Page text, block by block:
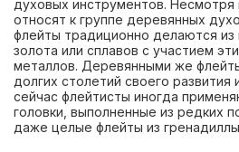
духовых инструментов. Несмотря
относят к группе деревянных
флейты традиционно делаются из
золота или сплавов с участием
металлов. Деревянными же
долгих столетий своего
сейчас флейтисты иногда
головки, выполненные из редких
даже целые флейты из